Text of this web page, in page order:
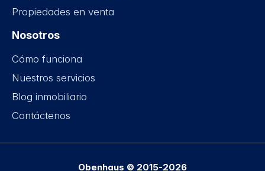
Propiedades en venta
Nosotros
Cómo funciona
Nuestros servicios
Blog inmobiliario
Contáctenos
Obenhaus © 2015-2026